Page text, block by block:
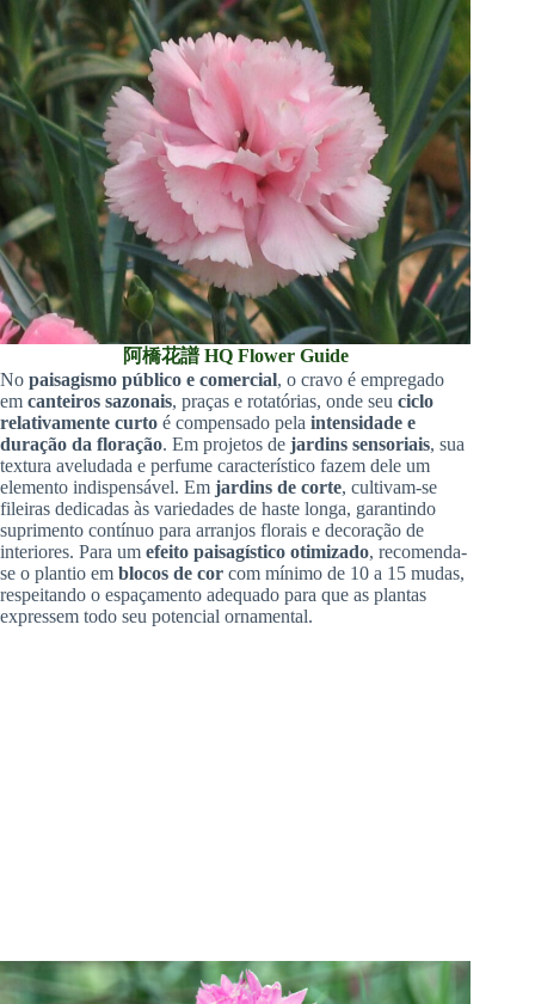
阿橋花譜 HQ Flower Guide
No paisagismo público e comercial, o cravo é empregado
em canteiros sazonais, praças e rotatórias, onde seu ciclo
relativamente curto é compensado pela intensidade e
duração da floração. Em projetos de jardins sensoriais, sua
textura aveludada e perfume característico fazem dele um
elemento indispensável. Em jardins de corte, cultivam-se
fileiras dedicadas às variedades de haste longa, garantindo
suprimento contínuo para arranjos florais e decoração de
interiores. Para um efeito paisagístico otimizado, recomenda-
se o plantio em blocos de cor com mínimo de 10 a 15 mudas,
respeitando o espaçamento adequado para que as plantas
expressem todo seu potencial ornamental.